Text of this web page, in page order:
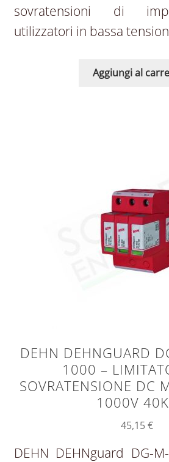
sovratensioni di
utilizzatori in bassa
Aggiungi al
DEHN DEHNGUARD
1000 –
SOVRATENSIONE DC
1000V
45,15€
DEHN DEHNguard DG-